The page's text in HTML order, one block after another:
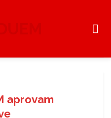
aprovam